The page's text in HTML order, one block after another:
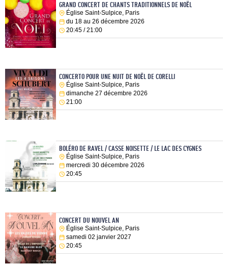
GRAND CONCERT DE CHANTS TRADITIONNELS DE NOËL
Église Saint-Sulpice, Paris
du 18 au 26 décembre 2026
20:45 / 21:00
CONCERTO POUR UNE NUIT DE NOËL DE CORELLI
Église Saint-Sulpice, Paris
dimanche 27 décembre 2026
21:00
BOLÉRO DE RAVEL / CASSE NOISETTE / LE LAC DES CYGNES
Église Saint-Sulpice, Paris
mercredi 30 décembre 2026
20:45
CONCERT DU NOUVEL AN
Église Saint-Sulpice, Paris
samedi 02 janvier 2027
20:45